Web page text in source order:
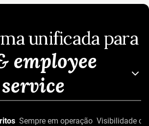
unificada para
employee
service
Sempre em operação Visibilidade